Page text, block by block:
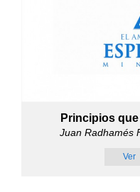
Principios
Juan Radhamés
Ver